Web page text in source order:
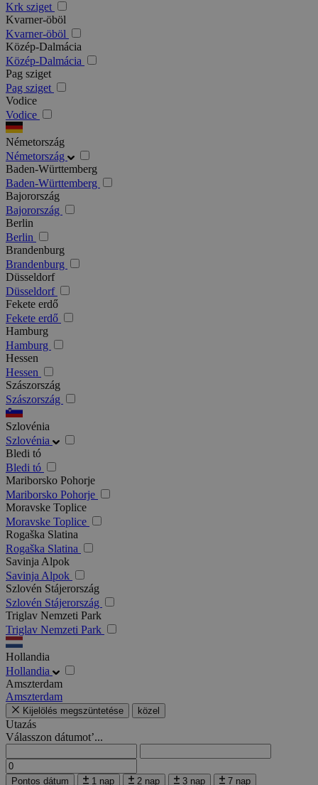
Krk sziget
Kvarner-öböl
Kvarner-öböl
Közép-Dalmácia
Közép-Dalmácia
Pag sziget
Pag sziget
Vodice
Vodice
Németország
Németország
Baden-Württemberg
Baden-Württemberg
Bajorország
Bajorország
Berlin
Berlin
Brandenburg
Brandenburg
Düsseldorf
Düsseldorf
Fekete erdő
Fekete erdő
Hamburg
Hamburg
Hessen
Hessen
Szászország
Szászország
Szlovénia
Szlovénia
Bledi tó
Bledi tó
Mariborsko Pohorje
Mariborsko Pohorje
Moravske Toplice
Moravske Toplice
Rogaška Slatina
Rogaška Slatina
Savinja Alpok
Savinja Alpok
Szlovén Stájerország
Szlovén Stájerország
Triglav Nemzeti Park
Triglav Nemzeti Park
Hollandia
Hollandia
Amszterdam
Amszterdam
Kijelölés megszüntetése közel
Utazás
Válasszon dátumot’...
Pontos dátum 1 nap 2 nap 3 nap 7 nap